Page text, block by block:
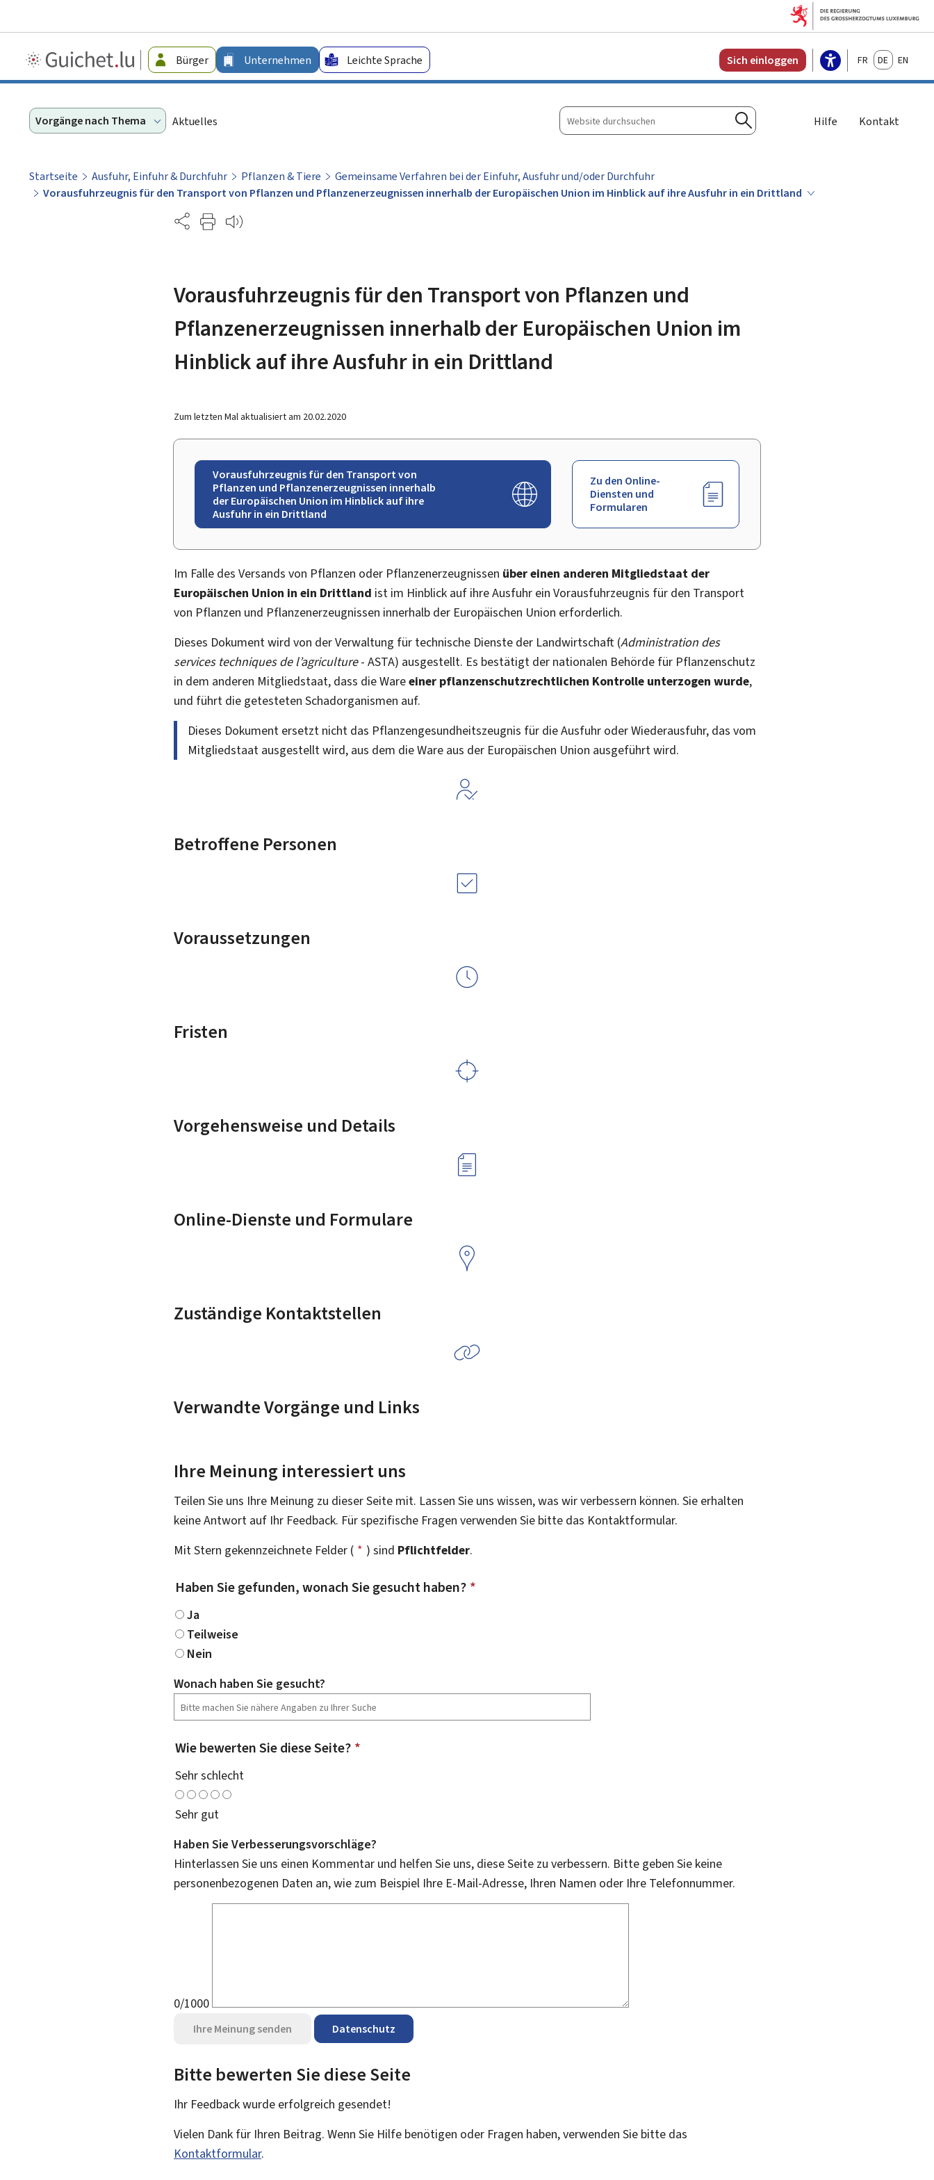
Guichet.lu
-
Bürger Unternehmen Leichte Sprache Sich einloggen FrançaisDeutschEnglish
Vorgänge nach Thema Aktuelles
Website
durchsuchen
Suchen
Hilfe Kontakt
Startseite Ausfuhr, Einfuhr & Durchfuhr Pflanzen & Tiere
Gemeinsame Verfahren bei der Einfuhr, Ausfuhr und/oder Durchfuhr
Vorausfuhrzeugnis für den Transport von Pflanzen und Pflanzenerzeugnissen innerhalb der Europäischen Union im Hinblick auf ihre Ausfuhr in ein Drittland
Partage
Vorausfuhrzeugnis für den Transport von Pflanzen und
Pflanzenerzeugnissen innerhalb der Europäischen Union im
Hinblick auf ihre Ausfuhr in ein Drittland
Zum letzten Mal aktualisiert am 20.02.2020
Vorausfuhrzeugnis für den Transport von
Pflanzen und Pflanzenerzeugnissen innerhalb
der Europäischen Union im Hinblick auf ihre
Ausfuhr in ein Drittland
Zu den Online-
Diensten und
Formularen
Im Falle des Versands von Pflanzen oder Pflanzenerzeugnissen über einen anderen Mitgliedstaat der
Europäischen Union in ein Drittland ist im Hinblick auf ihre Ausfuhr ein Vorausfuhrzeugnis für den Transport
von Pflanzen und Pflanzenerzeugnissen innerhalb der Europäischen Union erforderlich.
Dieses Dokument wird von der Verwaltung für technische Dienste der Landwirtschaft (Administration des
services techniques de l’agriculture- ASTA) ausgestellt. Es bestätigt der nationalen Behörde für Pflanzenschutz
in dem anderen Mitgliedstaat, dass die Wareeiner pflanzenschutzrechtlichen Kontrolle unterzogen wurde,
und führt die getesteten Schadorganismen auf.
Dieses Dokument ersetzt nicht das Pflanzengesundheitszeugnis für die Ausfuhr oder Wiederausfuhr, das vom
Mitgliedstaat ausgestellt wird, aus dem die Ware aus der Europäischen Union ausgeführt wird.
Betroffene Personen
Voraussetzungen
Fristen
Vorgehensweise und Details
Online-Dienste und Formulare
Zuständige Kontaktstellen
Verwandte Vorgänge und Links
Ihre Meinung interessiert uns
Teilen Sie uns Ihre Meinung zu dieser Seite mit. Lassen Sie uns wissen, was wir verbessern können. Sie erhalten
keine Antwort auf Ihr Feedback. Für spezifische Fragen verwenden Sie bitte das Kontaktformular.
Mit Stern gekennzeichnete Felder ( * ) sind Pflichtfelder.
Haben Sie gefunden, wonach Sie gesucht haben? *
Ja
Teilweise
Nein
Wonach haben Sie gesucht?
Wie bewerten Sie diese Seite? *
Sehr schlecht
Sehr gut
Haben Sie Verbesserungsvorschläge?
Hinterlassen Sie uns einen Kommentar und helfen Sie uns, diese Seite zu verbessern. Bitte geben Sie keine
personenbezogenen Daten an, wie zum Beispiel Ihre E-Mail-Adresse, Ihren Namen oder Ihre Telefonnummer.
0/1000
Ihre Meinung senden Datenschutz
Bitte bewerten Sie diese Seite
Ihr Feedback wurde erfolgreich gesendet!
Vielen Dank für Ihren Beitrag. Wenn Sie Hilfe benötigen oder Fragen haben, verwenden Sie bitte das
Kontaktformular.